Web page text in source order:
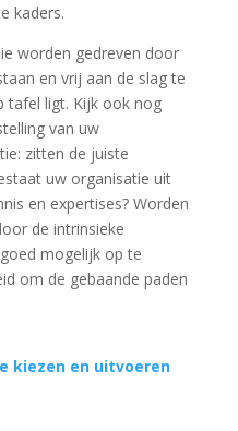
kaders.
worden gedreven door
en vrij aan de slag te
tafel ligt. Kijk ook nog
van uw
zitten de juiste
uw organisatie uit
en expertises? Worden
de intrinsieke
mogelijk op te
om de gebaande paden
kiezen en uitvoeren